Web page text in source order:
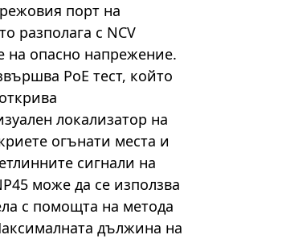
порт на
разполага с NCV
на опасно напрежение.
PoE тест, който
локализатор на
огънати места и
сигнали на
може да се използва
с помощта на метода
дължина на